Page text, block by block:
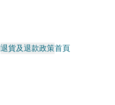
退貨及退款政策首頁